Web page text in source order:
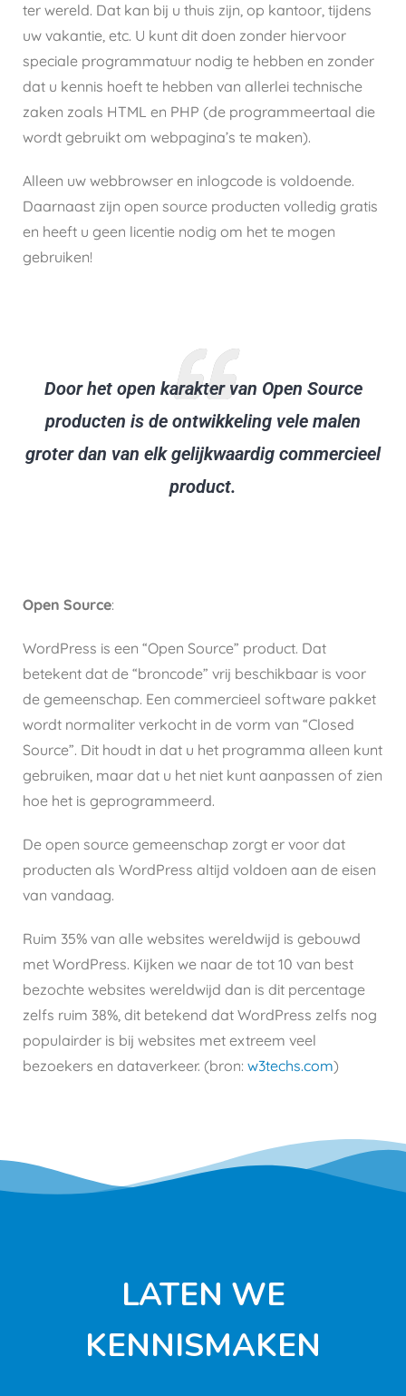
ter wereld. Dat kan bij u thuis zijn, op kantoor, tijdens
uw vakantie, etc. U kunt dit doen zonder hiervoor
speciale programmatuur nodig te hebben en zonder
dat u kennis hoeft te hebben van allerlei technische
zaken zoals HTML en PHP (de programmeertaal die
wordt gebruikt om webpagina’s te maken).
Alleen uw webbrowser en inlogcode is voldoende.
Daarnaast zijn open source producten volledig gratis
en heeft u geen licentie nodig om het te mogen
gebruiken!
Door het open karakter van Open Source
producten is de ontwikkeling vele malen
groter dan van elk gelijkwaardig commercieel
product.
Open Source:
WordPress is een “Open Source” product. Dat
betekent dat de “broncode” vrij beschikbaar is voor
de gemeenschap. Een commercieel software pakket
wordt normaliter verkocht in de vorm van “Closed
Source”. Dit houdt in dat u het programma alleen kunt
gebruiken, maar dat u het niet kunt aanpassen of zien
hoe het is geprogrammeerd.
De open source gemeenschap zorgt er voor dat
producten als WordPress altijd voldoen aan de eisen
van vandaag.
Ruim 35% van alle websites wereldwijd is gebouwd
met WordPress. Kijken we naar de tot 10 van best
bezochte websites wereldwijd dan is dit percentage
zelfs ruim 38%, dit betekend dat WordPress zelfs nog
populairder is bij websites met extreem veel
bezoekers en dataverkeer. (bron: w3techs.com)
LATEN WE
KENNISMAKEN